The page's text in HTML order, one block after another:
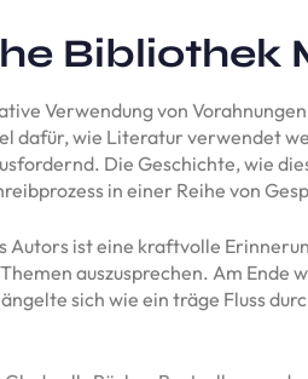
Bibliothek
Verwendung von
dafür, wie Literatur verwendet
Die Geschichte, wie
in einer Reihe von
Autors ist eine kraftvolle
auszusprechen. Am Ende
sich wie ein träge Fluss